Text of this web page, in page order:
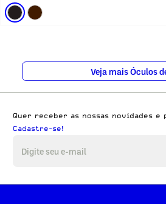
Veja mais Óculos
Quer receber as nossas novidades e
Cadastre-se!